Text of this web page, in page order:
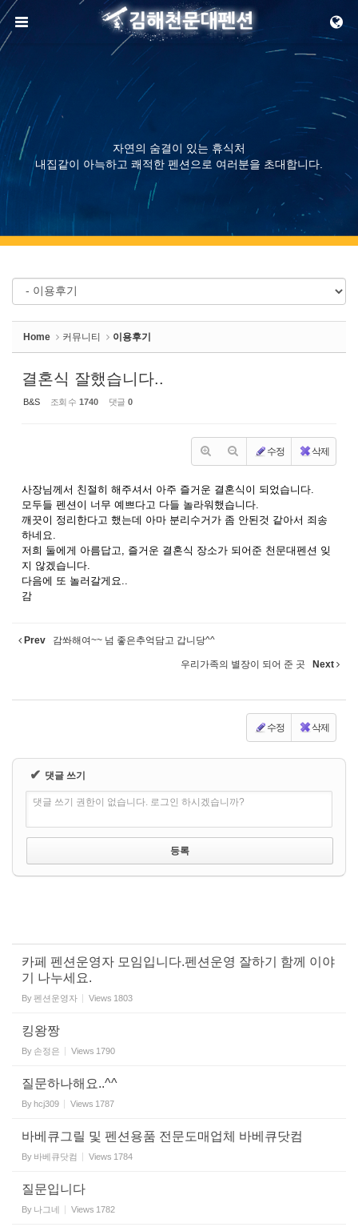
메뉴 건너뛰기
자연의 숨결이 있는 휴식처
내집같이 아늑하고 쾌적한 펜션으로 여러분을 초대합니다.
Home 커뮤니티 이용후기
결혼식 잘했습니다..
B&S 조회 수 1740 댓글 0
수정 삭제
사장님께서 친절히 해주셔서 아주 즐거운 결혼식이 되었습니다.
모두들 펜션이 너무 예쁘다고 다들 놀라워했습니다.
깨끗이 정리한다고 했는데 아마 분리수거가 좀 안된것 같아서 죄송
하네요.
저희 둘에게 아름답고, 즐거운 결혼식 장소가 되어준 천문대펜션 잊
지 않겠습니다.
다음에 또 놀러갈게요..
감
Prev 감쏴해여~~ 넘 좋은추억담고 갑니당^^
우리가족의 별장이 되어 준 곳 Next
수정 삭제
✔ 댓글 쓰기
댓글 쓰기 권한이 없습니다. 로그인 하시겠습니까?
카페 펜션운영자 모임입니다.펜션운영 잘하기 함께 이야
기 나누세요.
By펜션운영자 Views 1803
킹왕짱
By 손정은 Views 1790
질문하나해요..^^
Byhcj309 Views 1787
바베큐그릴 및 펜션용품 전문도매업체 바베큐닷컴
By 바베큐닷컴 Views 1784
질문입니다
By 나그네 Views 1782
Sketchbook5, 스케치북5
Sketchbook5, 스케치북5